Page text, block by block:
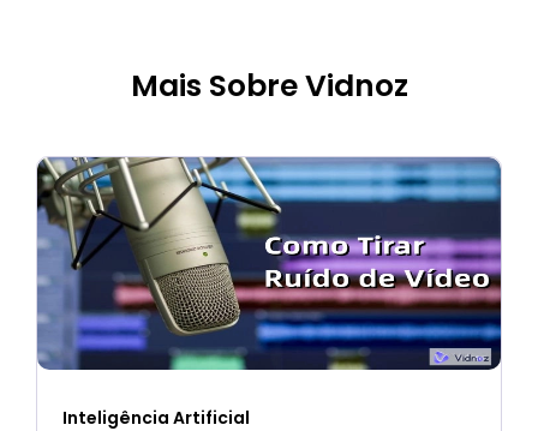
Mais Sobre Vidnoz
Inteligência Artificial